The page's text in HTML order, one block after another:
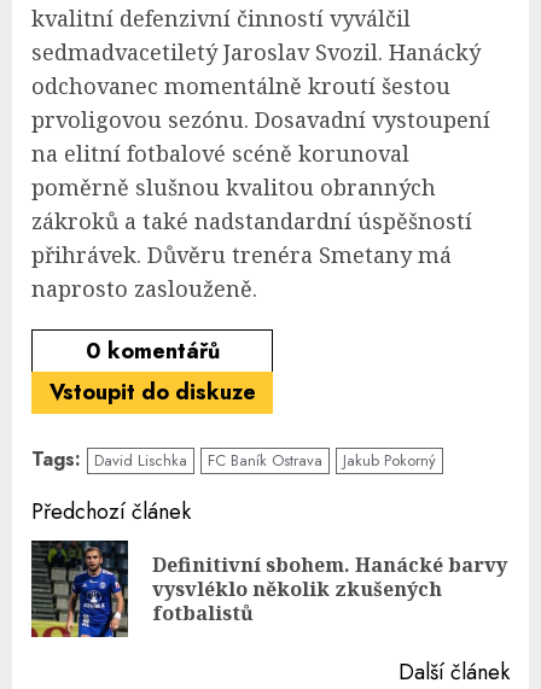
kvalitní defenzivní činností vyválčil
sedmadvacetiletý Jaroslav Svozil. Hanácký
odchovanec momentálně kroutí šestou
prvoligovou sezónu. Dosavadní vystoupení
na elitní fotbalové scéně korunoval
poměrně slušnou kvalitou obranných
zákroků a také nadstandardní úspěšností
přihrávek. Důvěru trenéra Smetany má
naprosto zaslouženě.
0 komentářů
Vstoupit do diskuze
Tags: David Lischka FC Baník Ostrava Jakub Pokorný
Continue
Reading
Předchozí článek
Definitivní sbohem. Hanácké barvy
vysvléklo několik zkušených
fotbalistů
Další článek